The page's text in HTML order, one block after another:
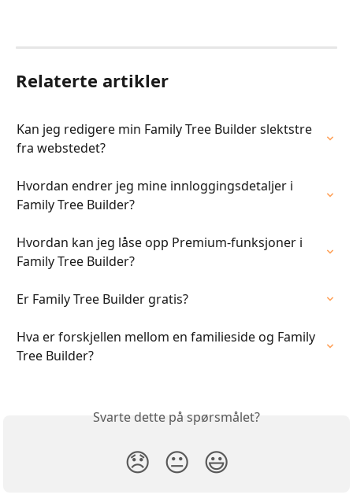
Relaterte artikler
Kan jeg redigere min Family Tree Builder slektstre
fra webstedet?
Hvordan endrer jeg mine innloggingsdetaljer i
Family Tree Builder?
Hvordan kan jeg låse opp Premium-funksjoner i
Family Tree Builder?
Er Family Tree Builder gratis?
Hva er forskjellen mellom en familieside og Family
Tree Builder?
Svarte dette på spørsmålet?
😞 😐 😃